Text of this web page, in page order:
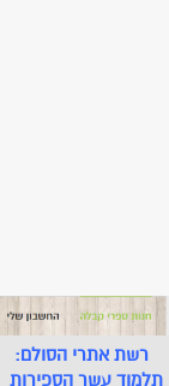
רשת אתרי הסולם:
תלמוד עשר הספירות